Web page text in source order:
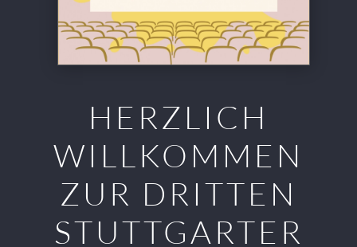
HERZLICH
WILLKOMMEN
ZUR DRITTEN
STUTTGARTER